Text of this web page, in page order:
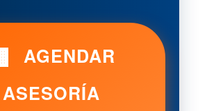
AGENDAR
ASESORÍA